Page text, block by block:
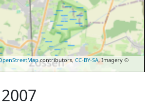
contributors,CC-BY-SA, Imagery ©